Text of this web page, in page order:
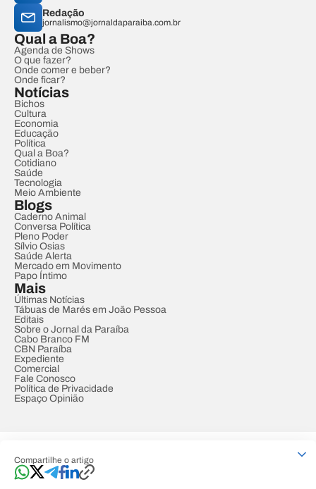
Compartilhe o artigo
Redação
jornalismo@jornaldaparaiba.com.br
Qual a Boa?
Agenda de Shows
O que fazer?
Onde comer e beber?
Onde ficar?
Notícias
Bichos
Cultura
Economia
Educação
Política
Qual a Boa?
Cotidiano
Saúde
Tecnologia
Meio Ambiente
Blogs
Caderno Animal
Conversa Política
Pleno Poder
Sílvio Osias
Saúde Alerta
Mercado em Movimento
Papo Íntimo
Mais
Últimas Notícias
Tábuas de Marés em João Pessoa
Editais
Sobre o Jornal da Paraíba
Cabo Branco FM
CBN Paraíba
Expediente
Comercial
Fale Conosco
Política de Privacidade
Espaço Opinião
Developed by Designed by